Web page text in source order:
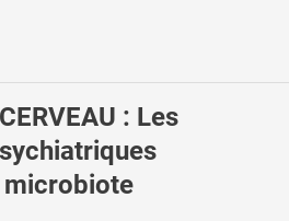
: Les